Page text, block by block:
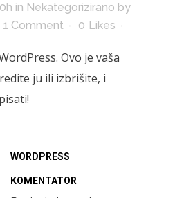
in Nekategorizirano by
1 Comment 0 Likes
Ovo je vaša
ju ili izbrišite, i
WORDPRESS
KOMENTATOR